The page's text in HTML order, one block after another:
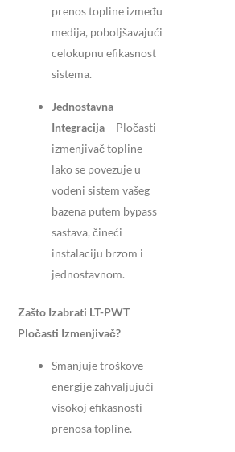
prenos topline između
medija, poboljšavajući
celokupnu efikasnost
sistema.
Jednostavna
Integracija – Pločasti
izmenjivač topline
lako se povezuje u
vodeni sistem vašeg
bazena putem bypass
sastava, čineći
instalaciju brzom i
jednostavnom.
Zašto Izabrati LT-PWT
Pločasti Izmenjivač?
Smanjuje troškove
energije zahvaljujući
visokoj efikasnosti
prenosa topline.